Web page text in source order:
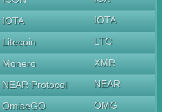
IOTA
IOTA
Litecoin
LTC
Monero
XMR
NEAR Protocol
NEAR
OmiseGO
OMG